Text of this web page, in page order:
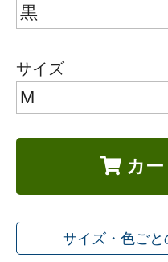
サイズ
カ
サイズ・色ご